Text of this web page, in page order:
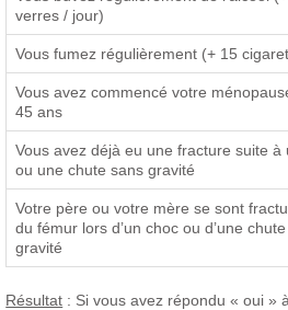
verres / jour)
Vous fumez régulièrement (+ 15
Vous avez commencé votre
45 ans
Vous avez déjà eu une fracture suite à
ou une chute sans gravité
Votre père ou votre mère se sont
du fémur lors d’un choc ou d’une
gravité
Résultat : Si vous avez répondu « oui »